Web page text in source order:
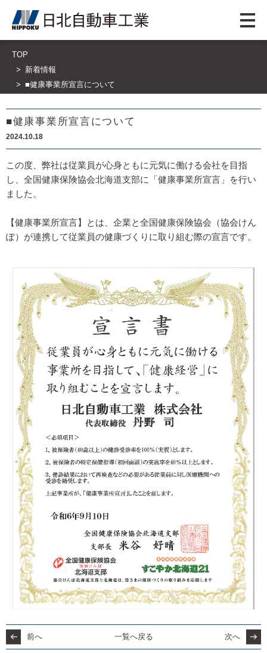
TOP
新着情報
■健康事業所宣言について
■健康事業所宣言について
2024.10.18
この度、弊社は従業員が心身ともに元気に働ける会社を目指
し、全国健康保険協会北海道支部に「健康事業所宣言」を行い
ました。
【健康事業所宣言】とは、企業と全国健康保険協会（協会けん
ぽ）が連携して従業員の健康づくりに取り組む際の宣言です。
前へ 一覧へ戻る 次へ